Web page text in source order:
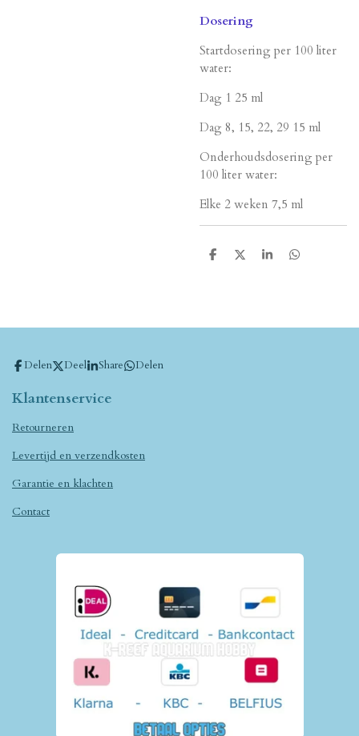
Dosering
Startdosering per 100 liter
water:
Dag 1 25 ml
Dag 8, 15, 22, 29 15 ml
Onderhoudsdosering per
100 liter water:
Elke 2 weken 7,5 ml
D
D
S
D
Delen Deel Share Delen
Klantenservice
Retourneren
Levertijd en verzendkosten
Garantie en klachten
Contact